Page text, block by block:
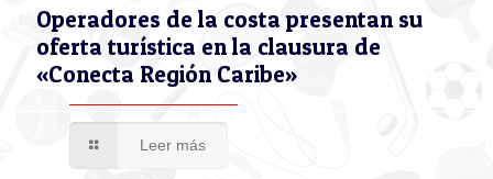
Operadores de la costa presentan su
oferta turística en la clausura de
«Conecta Región Caribe»
Leer más